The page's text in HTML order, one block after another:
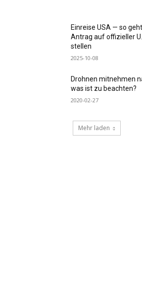
Einreise USA — so
Antrag auf offizieller
stellen
2025-10-08
Drohnen mitnehmen
was ist zu beachten?
2020-02-27
Mehr laden